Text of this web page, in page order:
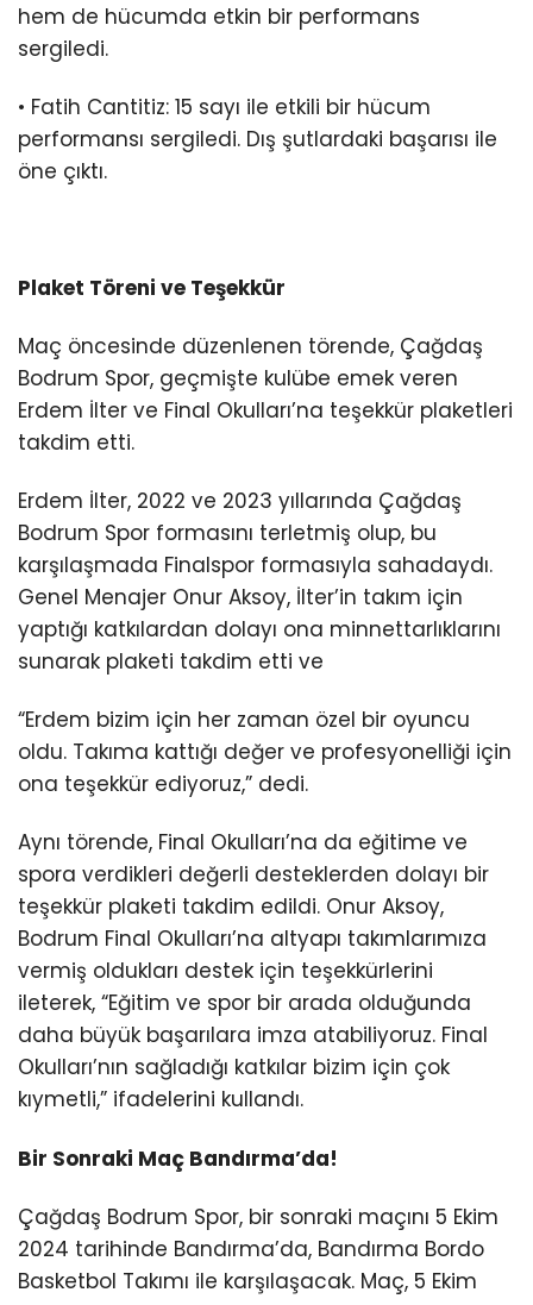
hem de hücumda etkin bir performans
sergiledi.
• Fatih Cantitiz: 15 sayı ile etkili bir hücum
performansı sergiledi. Dış şutlardaki başarısı ile
öne çıktı.
Plaket Töreni ve Teşekkür
Maç öncesinde düzenlenen törende, Çağdaş
Bodrum Spor, geçmişte kulübe emek veren
Erdem İlter ve Final Okulları’na teşekkür plaketleri
takdim etti.
Erdem İlter, 2022 ve 2023 yıllarında Çağdaş
Bodrum Spor formasını terletmiş olup, bu
karşılaşmada Finalspor formasıyla sahadaydı.
Genel Menajer Onur Aksoy, İlter’in takım için
yaptığı katkılardan dolayı ona minnettarlıklarını
sunarak plaketi takdim etti ve
“Erdem bizim için her zaman özel bir oyuncu
oldu. Takıma kattığı değer ve profesyonelliği için
ona teşekkür ediyoruz,” dedi.
Aynı törende, Final Okulları’na da eğitime ve
spora verdikleri değerli desteklerden dolayı bir
teşekkür plaketi takdim edildi. Onur Aksoy,
Bodrum Final Okulları’na altyapı takımlarımıza
vermiş oldukları destek için teşekkürlerini
ileterek, “Eğitim ve spor bir arada olduğunda
daha büyük başarılara imza atabiliyoruz. Final
Okulları’nın sağladığı katkılar bizim için çok
kıymetli,” ifadelerini kullandı.
Bir Sonraki Maç Bandırma’da!
Çağdaş Bodrum Spor, bir sonraki maçını 5 Ekim
2024 tarihinde Bandırma’da, Bandırma Bordo
Basketbol Takımı ile karşılaşacak. Maç, 5 Ekim